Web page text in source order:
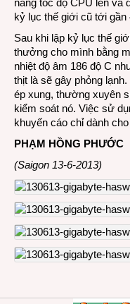
nâng tốc độ CPU lên và
kỷ lục thế giới cũ tới gần
Sau khi lập kỷ lục thế
thưởng cho mình bằng
nhiệt độ âm 186 độ C
thịt là sẽ gây phỏng
ép xung, thường xuyên
kiểm soát nó. Việc sử
khuyến cáo chỉ dành
PHẠM HỒNG PHƯỚC
(Saigon 13-6-2013)